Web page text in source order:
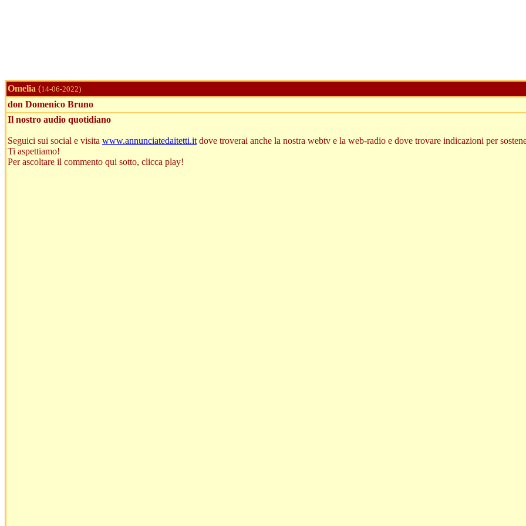
Omelia (14-06-2022)
don Domenico Bruno
Il nostro audio quotidiano
Seguici sui social e visita www.annunciatedaitetti.it dove troverai anche la nostra webtv e la web-radio e dove trovare indicazioni per
Ti aspettiamo!
Per ascoltare il commento qui sotto, clicca play!